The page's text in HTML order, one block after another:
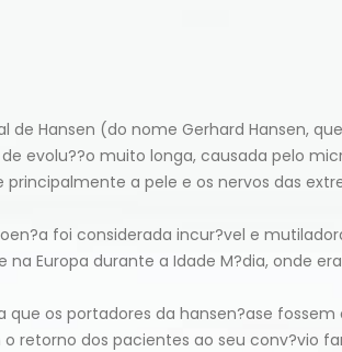
de Hansen (do nome Gerhard Hansen,
evolu??o muito longa, causada pelo
a pele e os nervos das
foi considerada incur?vel e
na Europa durante a Idade M?dia, onde
que os portadores da hansen?ase
o retorno dos pacientes ao seu conv?vio